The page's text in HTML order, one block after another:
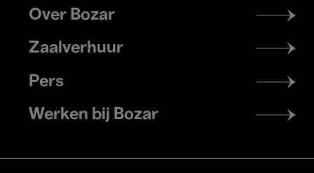
Footer
menu
Over Bozar
Zaalverhuur
Pers
Werken bij Bozar